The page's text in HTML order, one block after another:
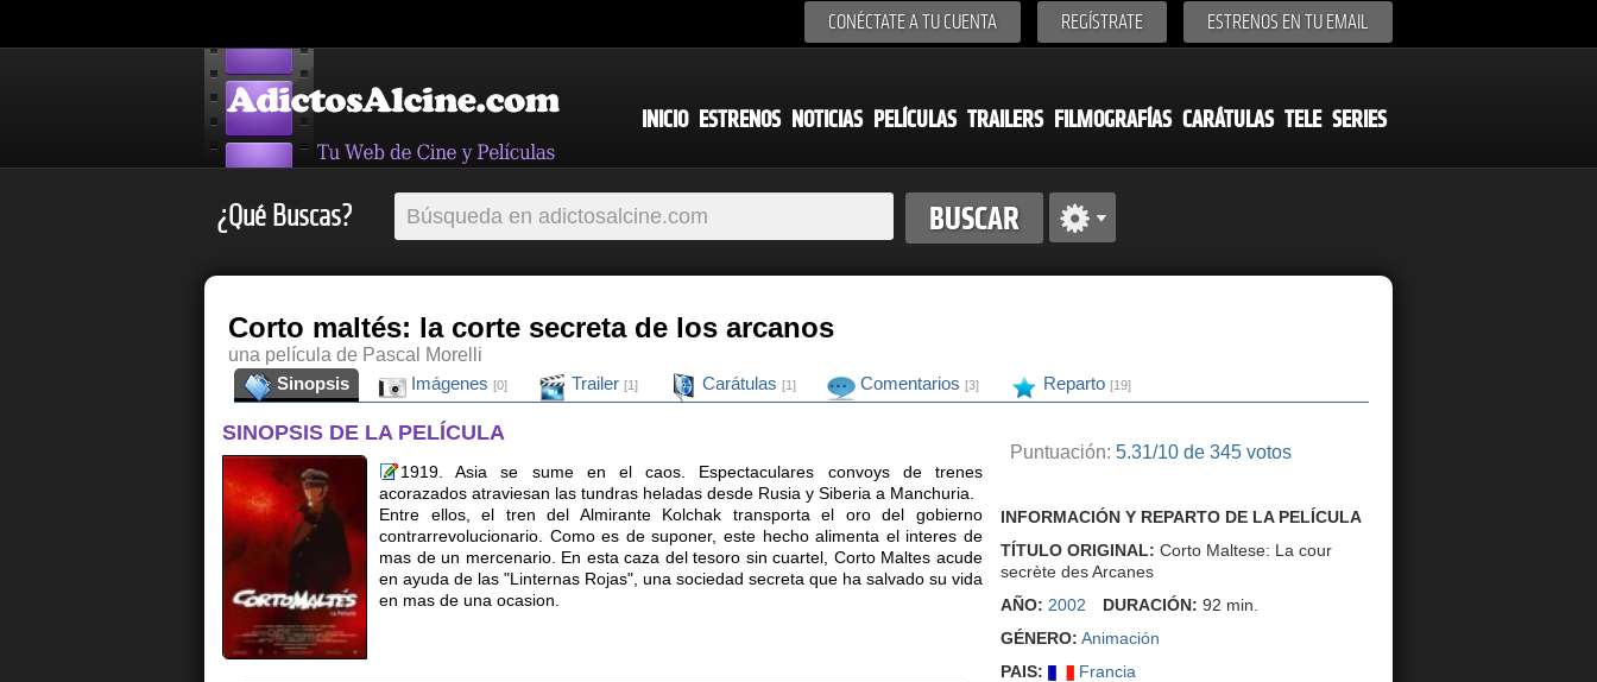
CONÉCTATE A TU CUENTA REGÍSTRATE ESTRENOS EN TU EMAIL
INICIO ESTRENOS NOTICIAS PELÍCULAS TRAILERS FILMOGRAFÍAS CARÁTULAS TELE SERIES
¿Qué Buscas?
Corto maltés: la corte secreta de los arcanos
una película de Pascal Morelli
Sinopsis
Imágenes [0] Trailer [1] Carátulas [1] Comentarios [3] Reparto [19]
SINOPSIS DE LA PELÍCULA
1919. Asia se sume en el caos. Espectaculares convoys de trenes
acorazados atraviesan las tundras heladas desde Rusia y Siberia a Manchuria.
Entre ellos, el tren del Almirante Kolchak transporta el oro del gobierno
contrarrevolucionario. Como es de suponer, este hecho alimenta el interes de
mas de un mercenario. En esta caza del tesoro sin cuartel, Corto Maltes acude
en ayuda de las "Linternas Rojas", una sociedad secreta que ha salvado su vida
en mas de una ocasion.
Puntuación: 5.31/10 de 345 votos
INFORMACIÓN Y REPARTO DE LA PELÍCULA
TÍTULO ORIGINAL: Corto Maltese: La cour
secrète des Arcanes
AÑO: 2002 DURACIÓN: 92 min.
GÉNERO: Animación
PAIS:
Francia